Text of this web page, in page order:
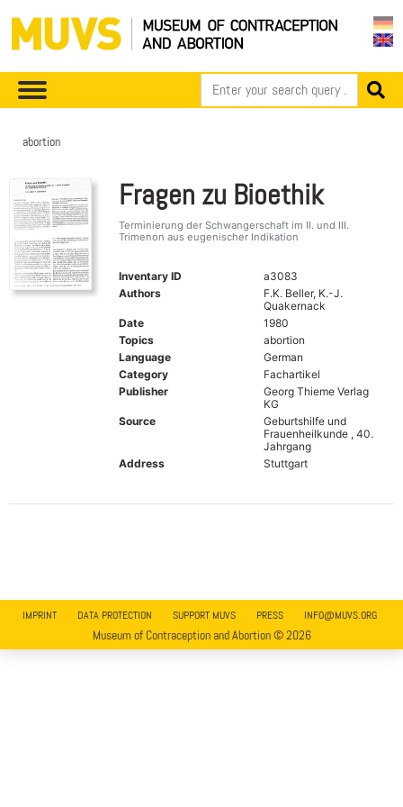
abortion
Fragen zu Bioethik
Terminierung der Schwangerschaft im II. und III.
Trimenon aus eugenischer Indikation
Inventary ID
a3083
Authors
F.K. Beller, K.-J.
Quakernack
Date
1980
Topics
abortion
Language
German
Category
Fachartikel
Publisher
Georg Thieme Verlag
KG
Source
Geburtshilfe und
Frauenheilkunde , 40.
Jahrgang
Address
Stuttgart
IMPRINT DATA PROTECTION SUPPORT MUVS PRESS INFO@MUVS.ORG
Museum of Contraception and Abortion © 2026